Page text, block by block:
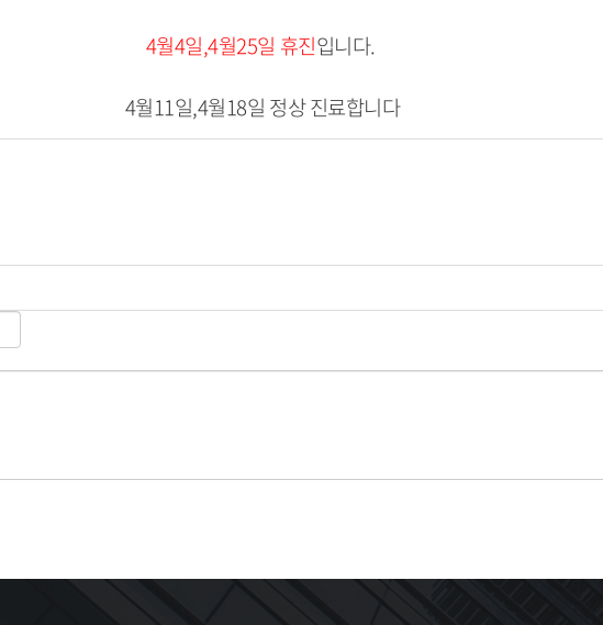
4월4일,4월25일 휴진입니다.
4월11일,4월18일 정상 진료합니다